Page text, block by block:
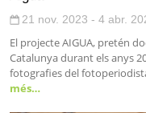
21 nov. 2023 - 4 abr.
El projecte AIGUA, pretén
Catalunya durant els anys
fotografies del
més…